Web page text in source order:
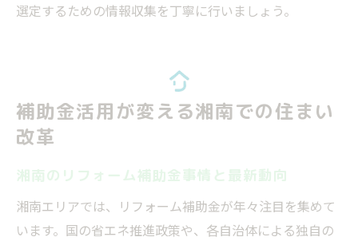
選定するための情報収集を丁寧に行いましょう。
補助金活用が変える湘南での住まい
改革
湘南のリフォーム補助金事情と最新動向
湘南エリアでは、リフォーム補助金が年々注目を集めて
います。国の省エネ推進政策や、各自治体による独自の